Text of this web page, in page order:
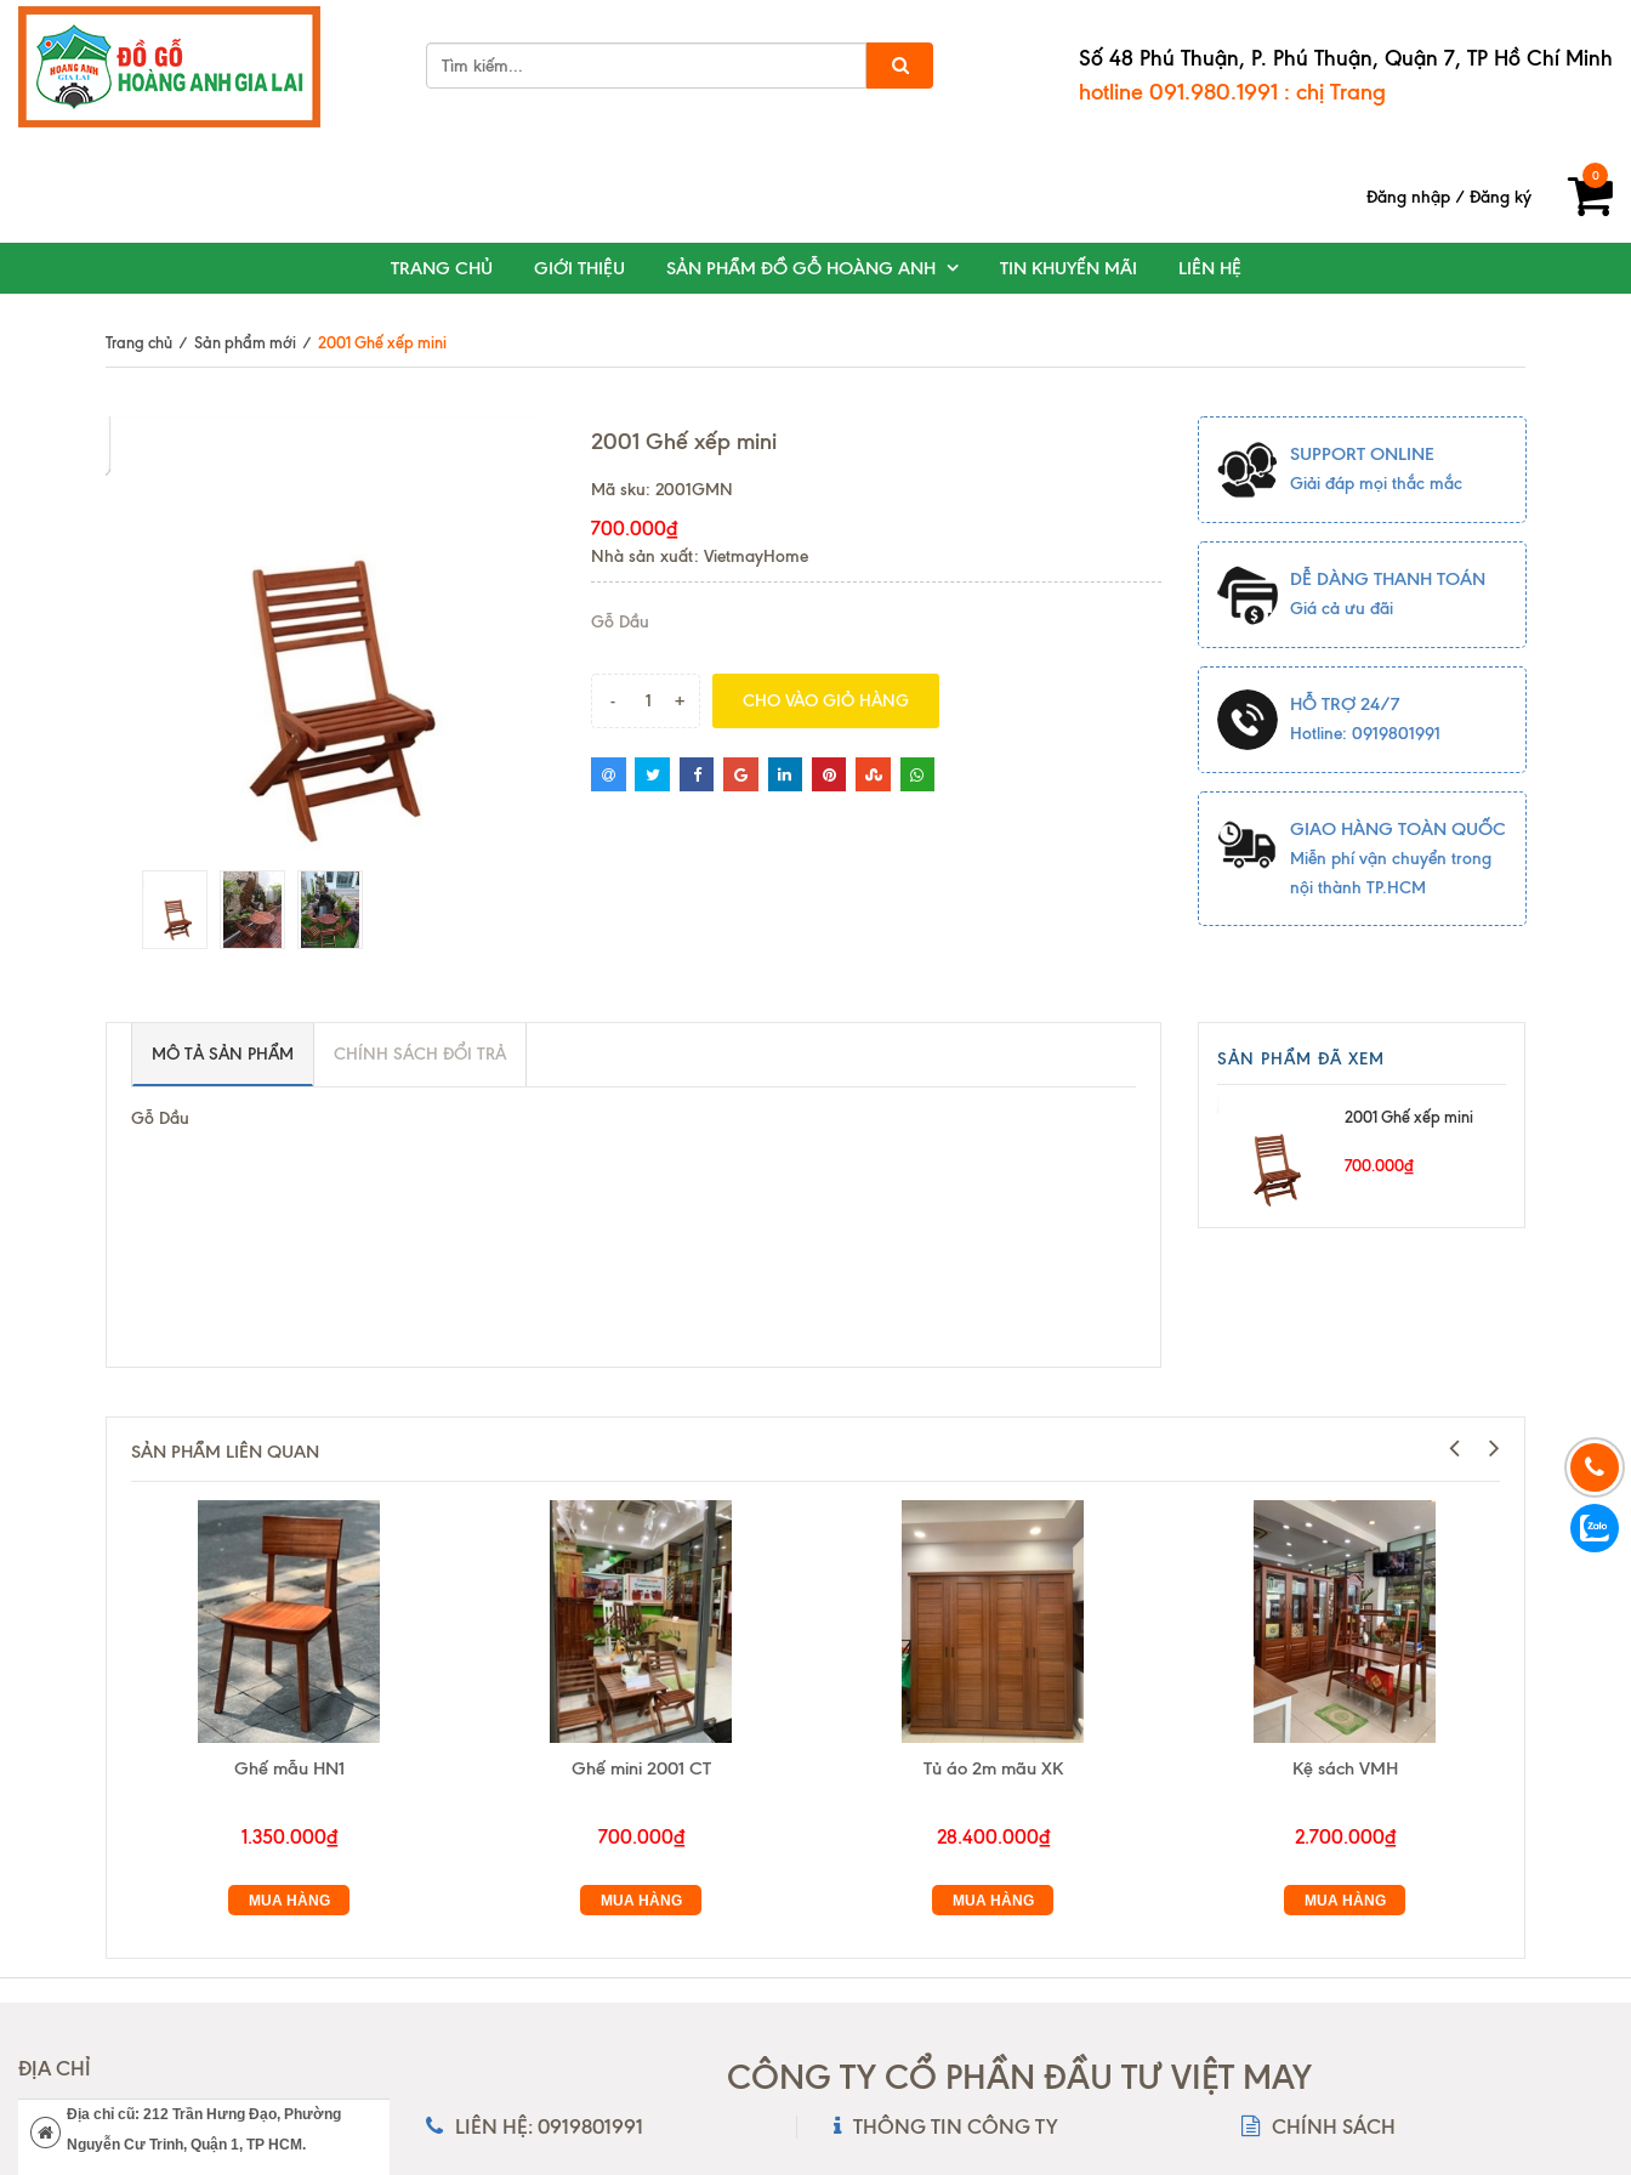
Số 48 Phú Thuận, P. Phú Thuận, Quận 7, TP Hồ Chí Minh
hotline 091.980.1991 : chị Trang
0
Đăng nhập / Đăng ký
TRANG CHỦ GIỚI THIỆU SẢN PHẨM ĐỒ GỖ HOÀNG ANH TIN KHUYẾN MÃI LIÊN HỆ
Trang chủ / Sản phẩm mới / 2001 Ghế xếp mini
2001 Ghế xếp mini
Mã sku: 2001GMN
700.000₫
Nhà sản xuất: VietmayHome
Gỗ Dầu
- + CHO VÀO GIỎ HÀNG
SUPPORT ONLINE
Giải đáp mọi thắc mắc
DỄ DÀNG THANH TOÁN
Giá cả ưu đãi
HỖ TRỢ 24/7
Hotline: 0919801991
GIAO HÀNG TOÀN QUỐC
Miễn phí vận chuyển trong
nội thành TP.HCM
MÔ TẢ SẢN PHẨM CHÍNH SÁCH ĐỔI TRẢ
Gỗ Dầu
SẢN PHẨM ĐÃ XEM
2001 Ghế xếp mini
700.000₫
SẢN PHẨM LIÊN QUAN
Ghế mẫu HN1
1.350.000₫
MUA HÀNG
Ghế mini 2001 CT
700.000₫
MUA HÀNG
Tủ áo 2m mãu XK
28.400.000₫
MUA HÀNG
Kệ sách VMH
2.700.000₫
MUA HÀNG
ĐỊA CHỈ
Địa chỉ cũ: 212 Trần Hưng Đạo, Phường
Nguyễn Cư Trinh, Quận 1, TP HCM.
CÔNG TY CỔ PHẦN ĐẦU TƯ VIỆT MAY
LIÊN HỆ: 0919801991 THÔNG TIN CÔNG TY CHÍNH SÁCH